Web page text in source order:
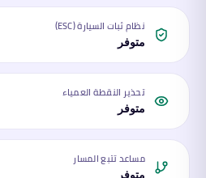
نظام ثبات السيارة (ESC)
متوفر
تحذير النقطة العمياء
متوفر
مساعد تتبع المسار
متوفر